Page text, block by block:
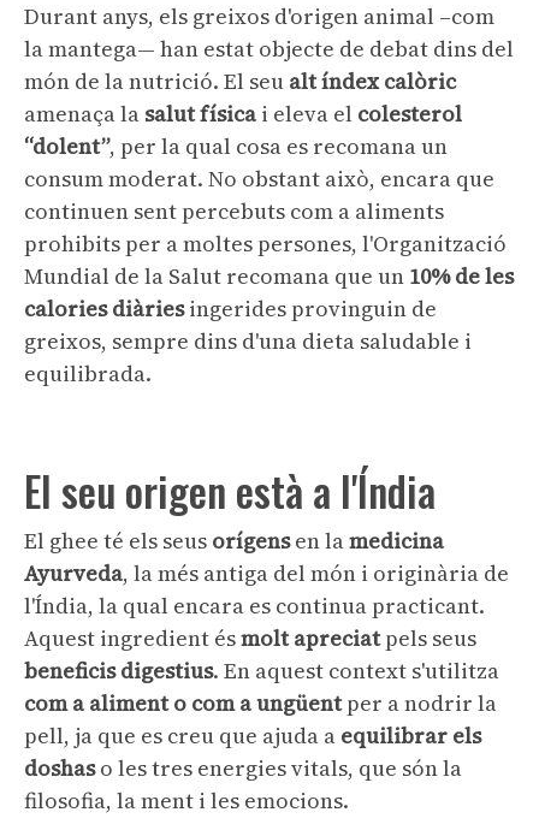
Durant anys, els greixos d'origen animal –com
la mantega— han estat objecte de debat dins del
món de la nutrició. El seu alt índex calòric
amenaça la salut física i eleva el colesterol
“dolent”, per la qual cosa es recomana un
consum moderat. No obstant això, encara que
continuen sent percebuts com a aliments
prohibits per a moltes persones, l'Organització
Mundial de la Salut recomana que un 10% de les
calories diàriesingerides provinguin de
greixos, sempre dins d'una dieta saludable i
equilibrada.
El seu origen està a l'Índia
El ghee té els seus orígensen lamedicina
Ayurveda, la més antiga del món i originària de
l'Índia, la qual encara es continua practicant.
Aquest ingredient ésmolt apreciatpels seus
beneficis digestius. En aquest context s'utilitza
com a aliment o com a ungüentper a nodrir la
pell, ja que es creu que ajuda a equilibrar els
doshaso les tres energies vitals, que són la
filosofia, la ment i les emocions.